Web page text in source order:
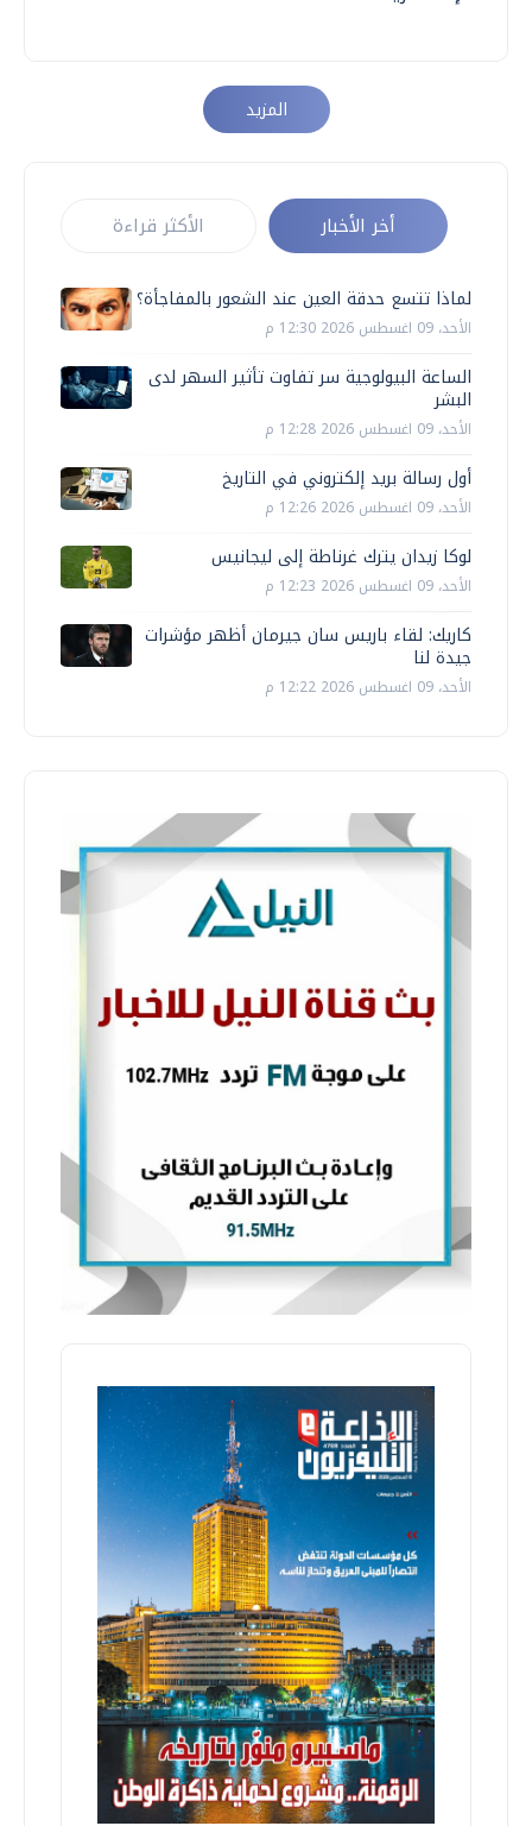
المزيد
أخر الأخبار الأكثر قراءة
لماذا تتسع حدقة العين عند الشعور بالمفاجأة؟
الأحد، 09 اغسطس 2026 12:30 م
الساعة البيولوجية سر تفاوت تأثير السهر لدى
البشر
الأحد، 09 اغسطس 2026 12:28 م
أول رسالة بريد إلكتروني في التاريخ
الأحد، 09 اغسطس 2026 12:26 م
لوكا زيدان يترك غرناطة إلى ليجانيس
الأحد، 09 اغسطس 2026 12:23 م
كاريك: لقاء باريس سان جيرمان أظهر مؤشرات
جيدة لنا
الأحد، 09 اغسطس 2026 12:22 م